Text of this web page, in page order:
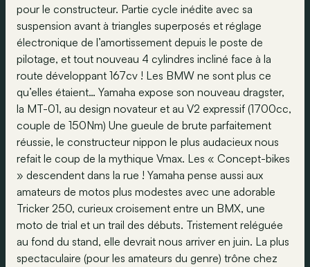
pour le constructeur. Partie cycle inédite avec sa
suspension avant à triangles superposés et réglage
électronique de l’amortissement depuis le poste de
pilotage, et tout nouveau 4 cylindres incliné face à la
route développant 167cv ! Les BMW ne sont plus ce
qu’elles étaient… Yamaha expose son nouveau dragster,
la MT-01, au design novateur et au V2 expressif (1700cc,
couple de 150Nm) Une gueule de brute parfaitement
réussie, le constructeur nippon le plus audacieux nous
refait le coup de la mythique Vmax. Les « Concept-bikes
» descendent dans la rue ! Yamaha pense aussi aux
amateurs de motos plus modestes avec une adorable
Tricker 250, curieux croisement entre un BMX, une
moto de trial et un trail des débuts. Tristement reléguée
au fond du stand, elle devrait nous arriver en juin. La plus
spectaculaire (pour les amateurs du genre) trône chez